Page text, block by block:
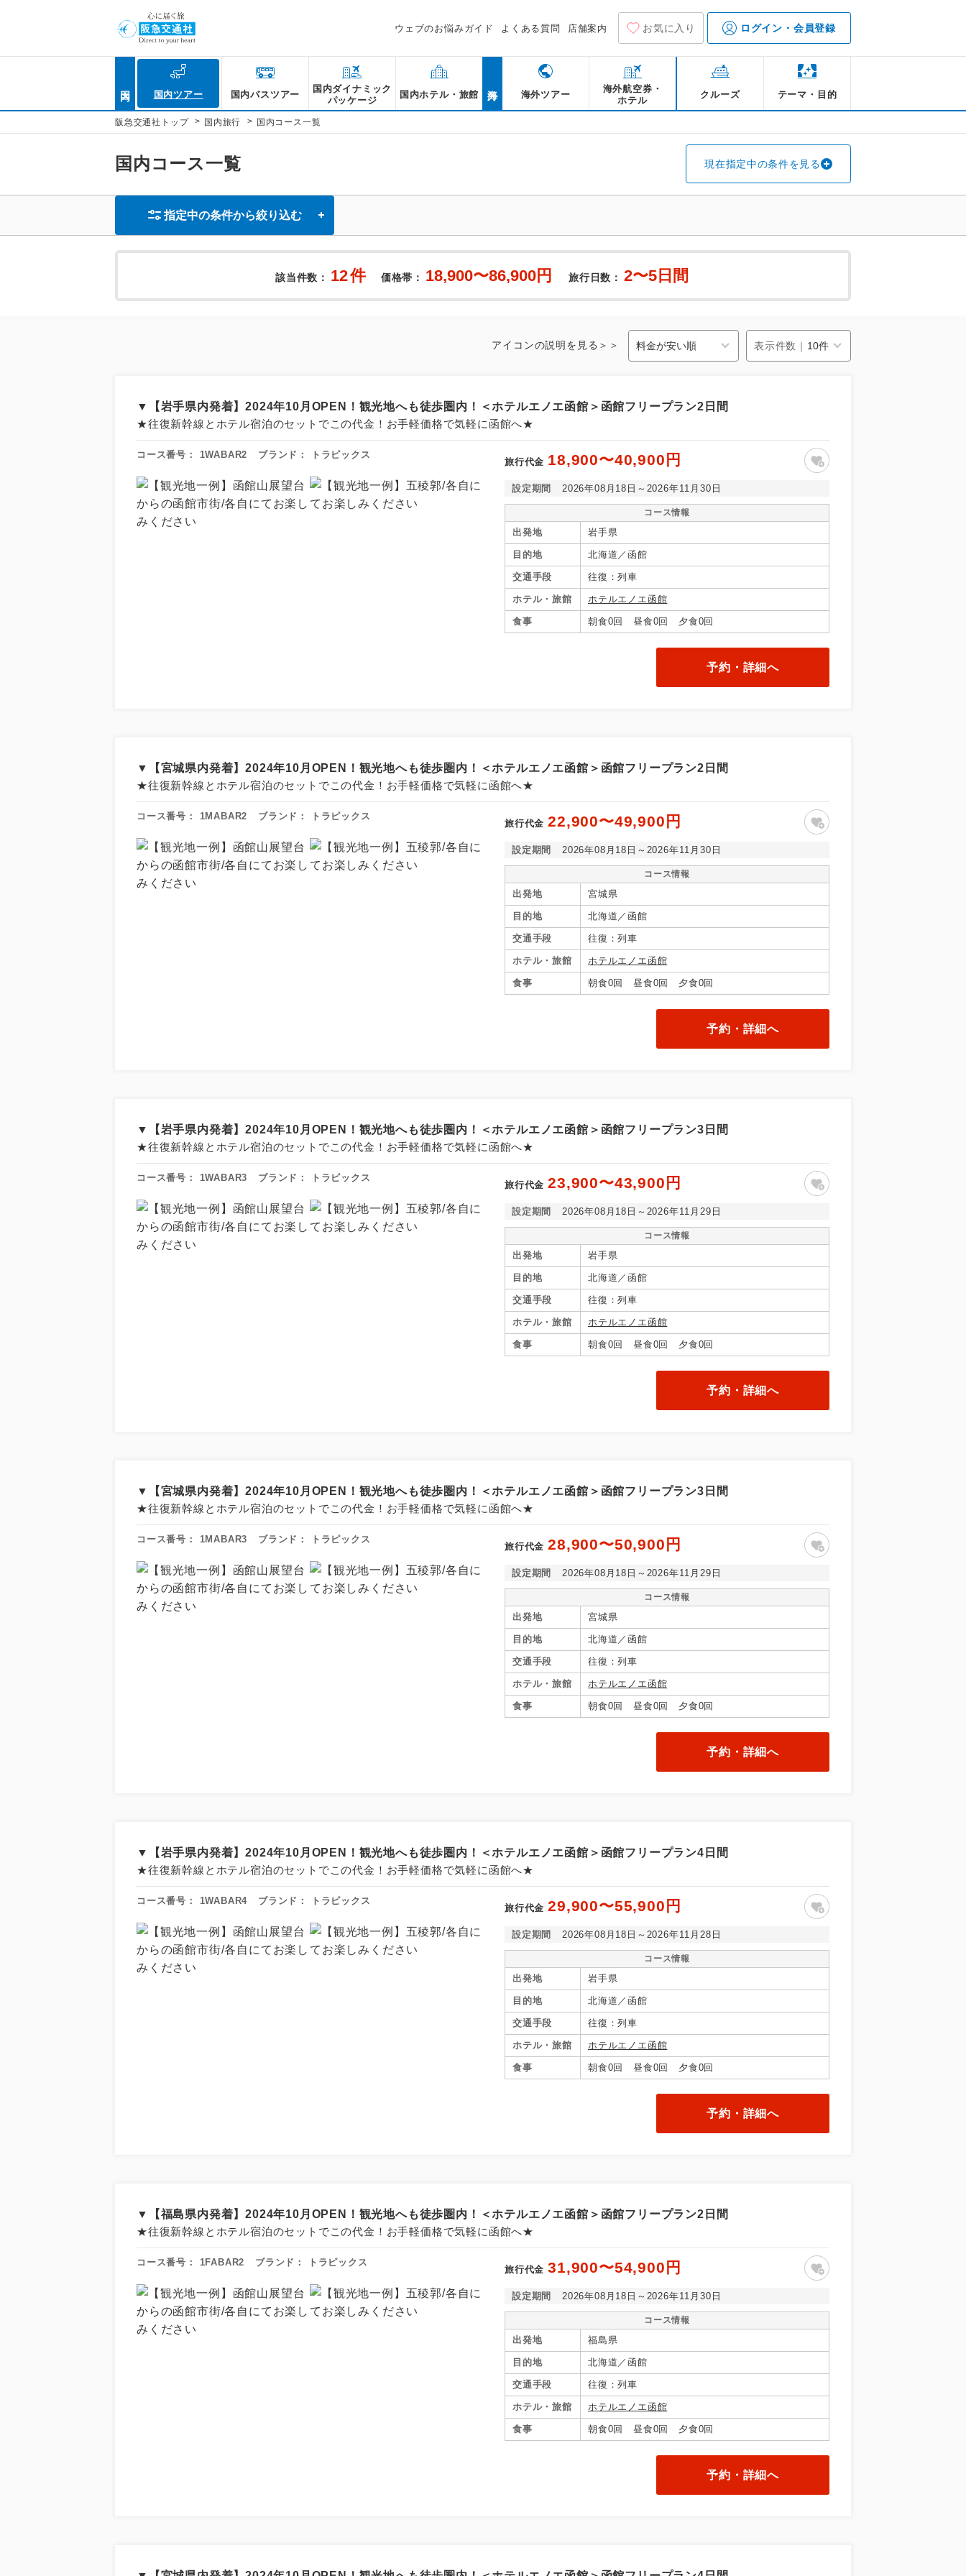
ウェブのお悩みガイド よくある質問 店舗案内 お気に入り ログイン・会員登録
国内ツアー 国内バスツアー
国内ダイナミック
パッケージ
国内ホテル・旅館 海外ツアー
海外航空券・
ホテル
クルーズ テーマ・目的
阪急交通社トップ > 国内旅行 > 国内コース一覧
国内コース一覧 現在指定中の条件を見る
指定中の条件から絞り込む
該当件数： 12件 価格帯： 18,900〜86,900円 旅行日数： 2〜5日間
アイコンの説明を見る＞＞ 表示件数｜
▼【岩手県内発着】2024年10月OPEN！観光地へも徒歩圏内！＜ホテルエノエ函館＞函館フリープラン2日間
★往復新幹線とホテル宿泊のセットでこの代金！お手軽価格で気軽に函館へ★
コース番号： 1WABAR2 ブランド： トラピックス
旅行代金 18,900〜40,900円
設定期間 2026年08月18日～2026年11月30日
コース情報
出発地 岩手県
目的地 北海道／函館
交通手段 往復：列車
ホテル・旅館 ホテルエノエ函館
食事 朝食0回 昼食0回 夕食0回
予約・詳細へ
▼【宮城県内発着】2024年10月OPEN！観光地へも徒歩圏内！＜ホテルエノエ函館＞函館フリープラン2日間
★往復新幹線とホテル宿泊のセットでこの代金！お手軽価格で気軽に函館へ★
コース番号： 1MABAR2 ブランド： トラピックス
旅行代金 22,900〜49,900円
設定期間 2026年08月18日～2026年11月30日
コース情報
出発地 宮城県
目的地 北海道／函館
交通手段 往復：列車
ホテル・旅館 ホテルエノエ函館
食事 朝食0回 昼食0回 夕食0回
予約・詳細へ
▼【岩手県内発着】2024年10月OPEN！観光地へも徒歩圏内！＜ホテルエノエ函館＞函館フリープラン3日間
★往復新幹線とホテル宿泊のセットでこの代金！お手軽価格で気軽に函館へ★
コース番号： 1WABAR3 ブランド： トラピックス
旅行代金 23,900〜43,900円
設定期間 2026年08月18日～2026年11月29日
コース情報
出発地 岩手県
目的地 北海道／函館
交通手段 往復：列車
ホテル・旅館 ホテルエノエ函館
食事 朝食0回 昼食0回 夕食0回
予約・詳細へ
▼【宮城県内発着】2024年10月OPEN！観光地へも徒歩圏内！＜ホテルエノエ函館＞函館フリープラン3日間
★往復新幹線とホテル宿泊のセットでこの代金！お手軽価格で気軽に函館へ★
コース番号： 1MABAR3 ブランド： トラピックス
旅行代金 28,900〜50,900円
設定期間 2026年08月18日～2026年11月29日
コース情報
出発地 宮城県
目的地 北海道／函館
交通手段 往復：列車
ホテル・旅館 ホテルエノエ函館
食事 朝食0回 昼食0回 夕食0回
予約・詳細へ
▼【岩手県内発着】2024年10月OPEN！観光地へも徒歩圏内！＜ホテルエノエ函館＞函館フリープラン4日間
★往復新幹線とホテル宿泊のセットでこの代金！お手軽価格で気軽に函館へ★
コース番号： 1WABAR4 ブランド： トラピックス
旅行代金 29,900〜55,900円
設定期間 2026年08月18日～2026年11月28日
コース情報
出発地 岩手県
目的地 北海道／函館
交通手段 往復：列車
ホテル・旅館 ホテルエノエ函館
食事 朝食0回 昼食0回 夕食0回
予約・詳細へ
▼【福島県内発着】2024年10月OPEN！観光地へも徒歩圏内！＜ホテルエノエ函館＞函館フリープラン2日間
★往復新幹線とホテル宿泊のセットでこの代金！お手軽価格で気軽に函館へ★
コース番号： 1FABAR2 ブランド： トラピックス
旅行代金 31,900〜54,900円
設定期間 2026年08月18日～2026年11月30日
コース情報
出発地 福島県
目的地 北海道／函館
交通手段 往復：列車
ホテル・旅館 ホテルエノエ函館
食事 朝食0回 昼食0回 夕食0回
予約・詳細へ
す。
現地到着空港（駅）から最終日出発空港（駅）まで添乗員が
早期割引 早期申込割引対象コースです。